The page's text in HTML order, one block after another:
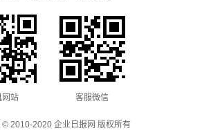
网站 客服微信
2010-2020 企业日报网 版权所有